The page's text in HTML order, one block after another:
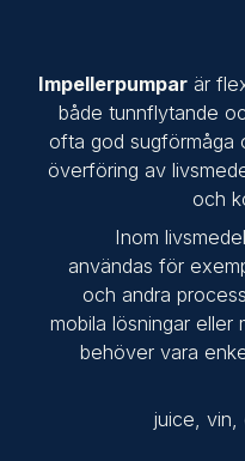
Impellerpumpar är
både tunnflytande
ofta god sugförmåga
överföring av
och
Inom
användas för
och andra
mobila lösningar eller
behöver vara
juice, vin,